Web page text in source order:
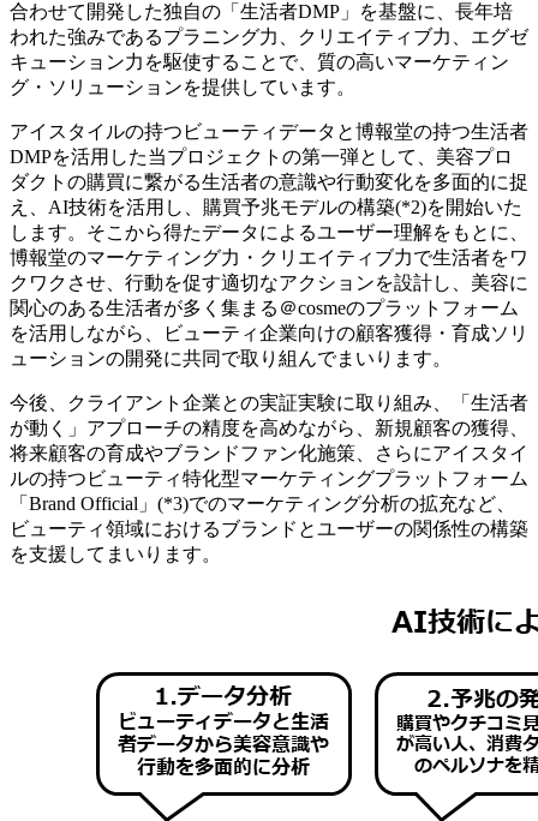
合わせて開発した独自の「生活者DMP」を基盤に、長年培
われた強みであるプラニング力、クリエイティブ力、エグゼ
キューション力を駆使することで、質の高いマーケティン
グ・ソリューションを提供しています。
アイスタイルの持つビューティデータと博報堂の持つ生活者
DMPを活用した当プロジェクトの第一弾として、美容プロ
ダクトの購買に繋がる生活者の意識や行動変化を多面的に捉
え、AI技術を活用し、購買予兆モデルの構築(*2)を開始いた
します。そこから得たデータによるユーザー理解をもとに、
博報堂のマーケティング力・クリエイティブ力で生活者をワ
クワクさせ、行動を促す適切なアクションを設計し、美容に
関心のある生活者が多く集まる＠cosmeのプラットフォーム
を活用しながら、ビューティ企業向けの顧客獲得・育成ソリ
ューションの開発に共同で取り組んでまいります。
今後、クライアント企業との実証実験に取り組み、「生活者
が動く」アプローチの精度を高めながら、新規顧客の獲得、
将来顧客の育成やブランドファン化施策、さらにアイスタイ
ルの持つビューティ特化型マーケティングプラットフォーム
「Brand Official」(*3)でのマーケティング分析の拡充など、
ビューティ領域におけるブランドとユーザーの関係性の構築
を支援してまいります。